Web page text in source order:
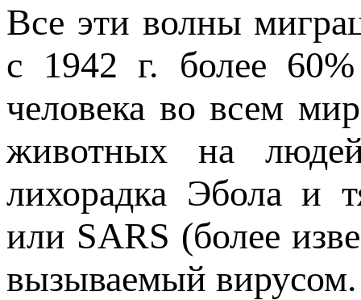
Все эти волны
с 1942 г. более
человека во всем
животных на
лихорадка Эбола и
или SARS (более
вызываемый вирусом.